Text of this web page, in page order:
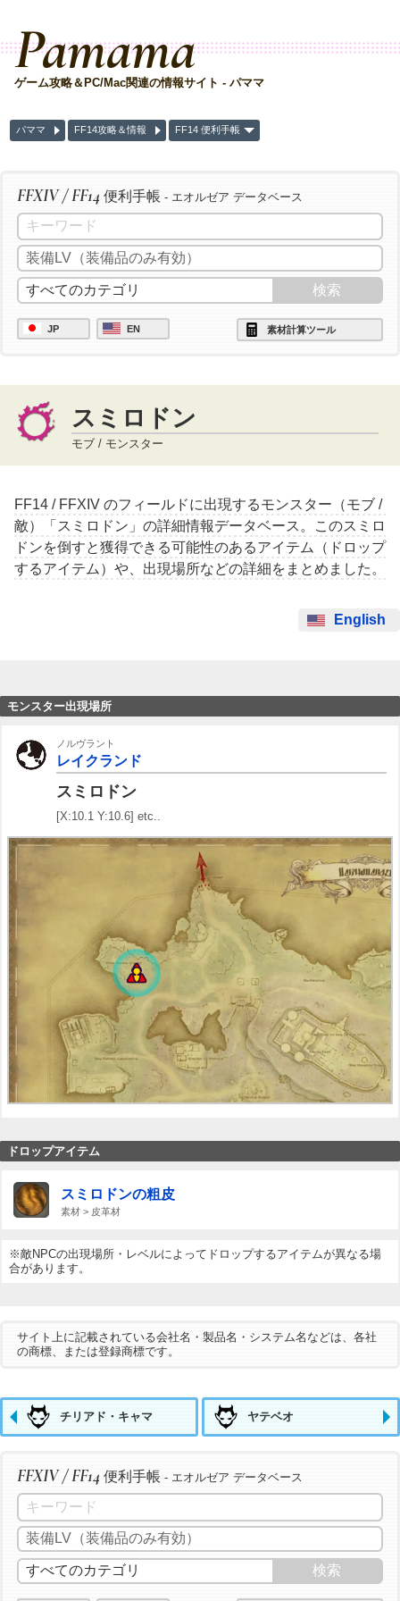
Pamama
ゲーム攻略＆PC/Mac関連の情報サイト - パママ
パママ FF14攻略＆情報 FF14 便利手帳
FFXIV / FF14 便利手帳 - エオルゼア データベース
JP EN 素材計算ツール
スミロドン
モブ / モンスター
FF14 / FFXIV のフィールドに出現するモンスター（モブ /
敵）「スミロドン」の詳細情報データベース。このスミロ
ドンを倒すと獲得できる可能性のあるアイテム（ドロップ
するアイテム）や、出現場所などの詳細をまとめました。
English
モンスター出現場所
ノルヴラント
レイクランド
スミロドン
[X:10.1 Y:10.6] etc..
ドロップアイテム
スミロドンの粗皮
素材 > 皮革材
※敵NPCの出現場所・レベルによってドロップするアイテムが異なる場
合があります。
サイト上に記載されている会社名・製品名・システム名などは、各社
の商標、または登録商標です。
チリアド・キャマ ヤテベオ
FFXIV / FF14 便利手帳 - エオルゼア データベース